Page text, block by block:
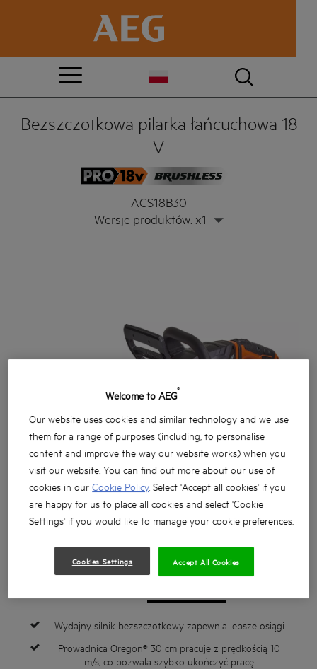
Bezszczotkowa pilarka łańcuchowa 18
V
ACS18B30
Wersje produktów: x1
Wydajny silnik bezszczotkowy zapewnia lepsze osiągi
Prowadnica Oregon® 30 cm pracuje z prędkością 10
m/s, co pozwala szybko ukończyć pracę
Welcome to AEG®
Our website uses cookies and similar technology and we use
them for a range of purposes (including, to personalise
content and improve the way our website works) when you
visit our website. You can find out more about our use of
cookies in ourCookie Policy. Select 'Accept all cookies' if you
are happy for us to place all cookies and select 'Cookie
Settings' if you would like to manage your cookie preferences.
Cookies Settings Accept All Cookies